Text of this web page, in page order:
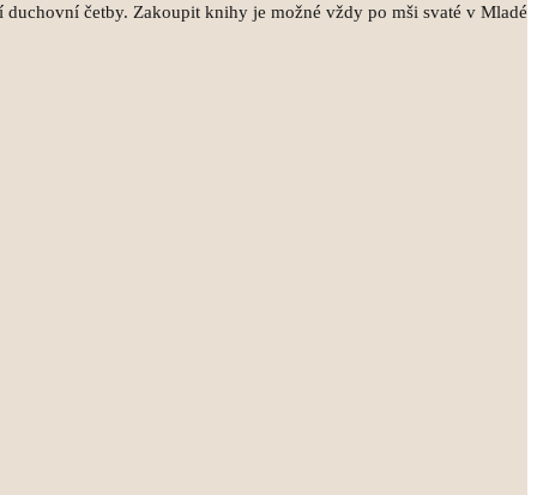
četby. Zakoupit knihy je možné vždy po mši svaté v Mladé